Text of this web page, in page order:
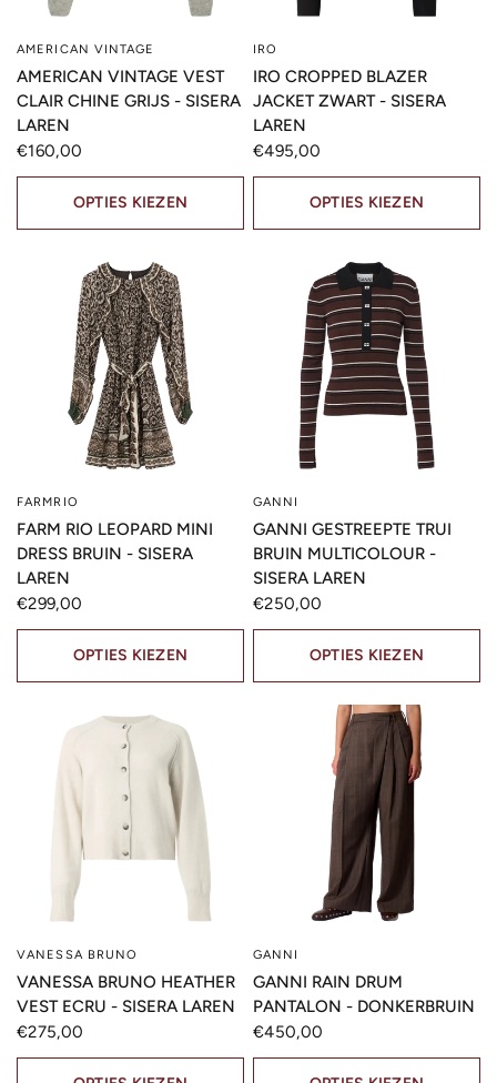
SNELLE KIJK
AMERICAN VINTAGE
AMERICAN VINTAGE VEST
CLAIR CHINE GRIJS - SISERA
LAREN
€160,00
OPTIES KIEZEN
IRO
IRO CROPPED BLAZER
JACKET ZWART - SISERA
LAREN
€495,00
OPTIES KIEZEN
FARMRIO
FARM RIO LEOPARD MINI
DRESS BRUIN - SISERA
LAREN
€299,00
OPTIES KIEZEN
GANNI
GANNI GESTREEPTE TRUI
BRUIN MULTICOLOUR -
SISERA LAREN
€250,00
OPTIES KIEZEN
SNELLE KIJK
VANESSA BRUNO
VANESSA BRUNO HEATHER
VEST ECRU - SISERA LAREN
€275,00
GANNI
GANNI RAIN DRUM
PANTALON - DONKERBRUIN
€450,00